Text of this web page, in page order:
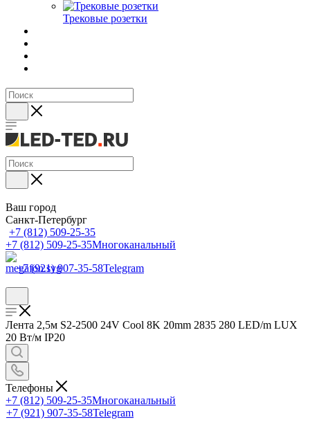
Трековые розетки
Ваш город
Санкт-Петербург
+7 (812) 509-25-35
+7 (812) 509-25-35Многоканальный
+7 (921) 907-35-58Telegram
Лента 2,5м S2-2500 24V Cool 8K 20mm 2835 280 LED/m LUX
20 Вт/м IP20
Телефоны
+7 (812) 509-25-35Многоканальный
+7 (921) 907-35-58Telegram